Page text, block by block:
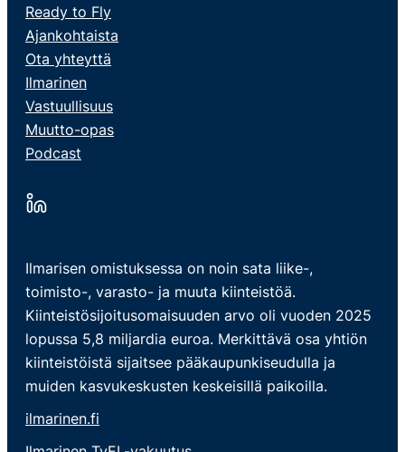
Ready to Fly
Ajankohtaista
Ota yhteyttä
Ilmarinen
Vastuullisuus
Muutto-opas
Podcast
Ilmarisen omistuksessa on noin sata liike-,
toimisto-, varasto- ja muuta kiinteistöä.
Kiinteistösijoitusomaisuuden arvo oli vuoden 2025
lopussa 5,8 miljardia euroa. Merkittävä osa yhtiön
kiinteistöistä sijaitsee pääkaupunkiseudulla ja
muiden kasvukeskusten keskeisillä paikoilla.
ilmarinen.fi